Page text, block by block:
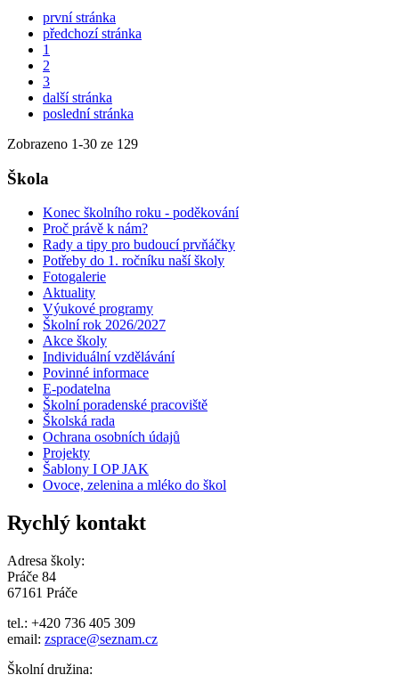
první stránka
předchozí stránka
1
2
3
další stránka
poslední stránka
Zobrazeno 1-30 ze 129
Škola
Konec školního roku - poděkování
Proč právě k nám?
Rady a tipy pro budoucí prvňáčky
Potřeby do 1. ročníku naší školy
Fotogalerie
Aktuality
Výukové programy
Školní rok 2026/2027
Akce školy
Individuální vzdělávání
Povinné informace
E-podatelna
Školní poradenské pracoviště
Školská rada
Ochrana osobních údajů
Projekty
Šablony I OP JAK
Ovoce, zelenina a mléko do škol
Rychlý kontakt
Adresa školy:
Práče 84
67161 Práče
tel.: +420 736 405 309
email: zsprace@seznam.cz
Školní družina: